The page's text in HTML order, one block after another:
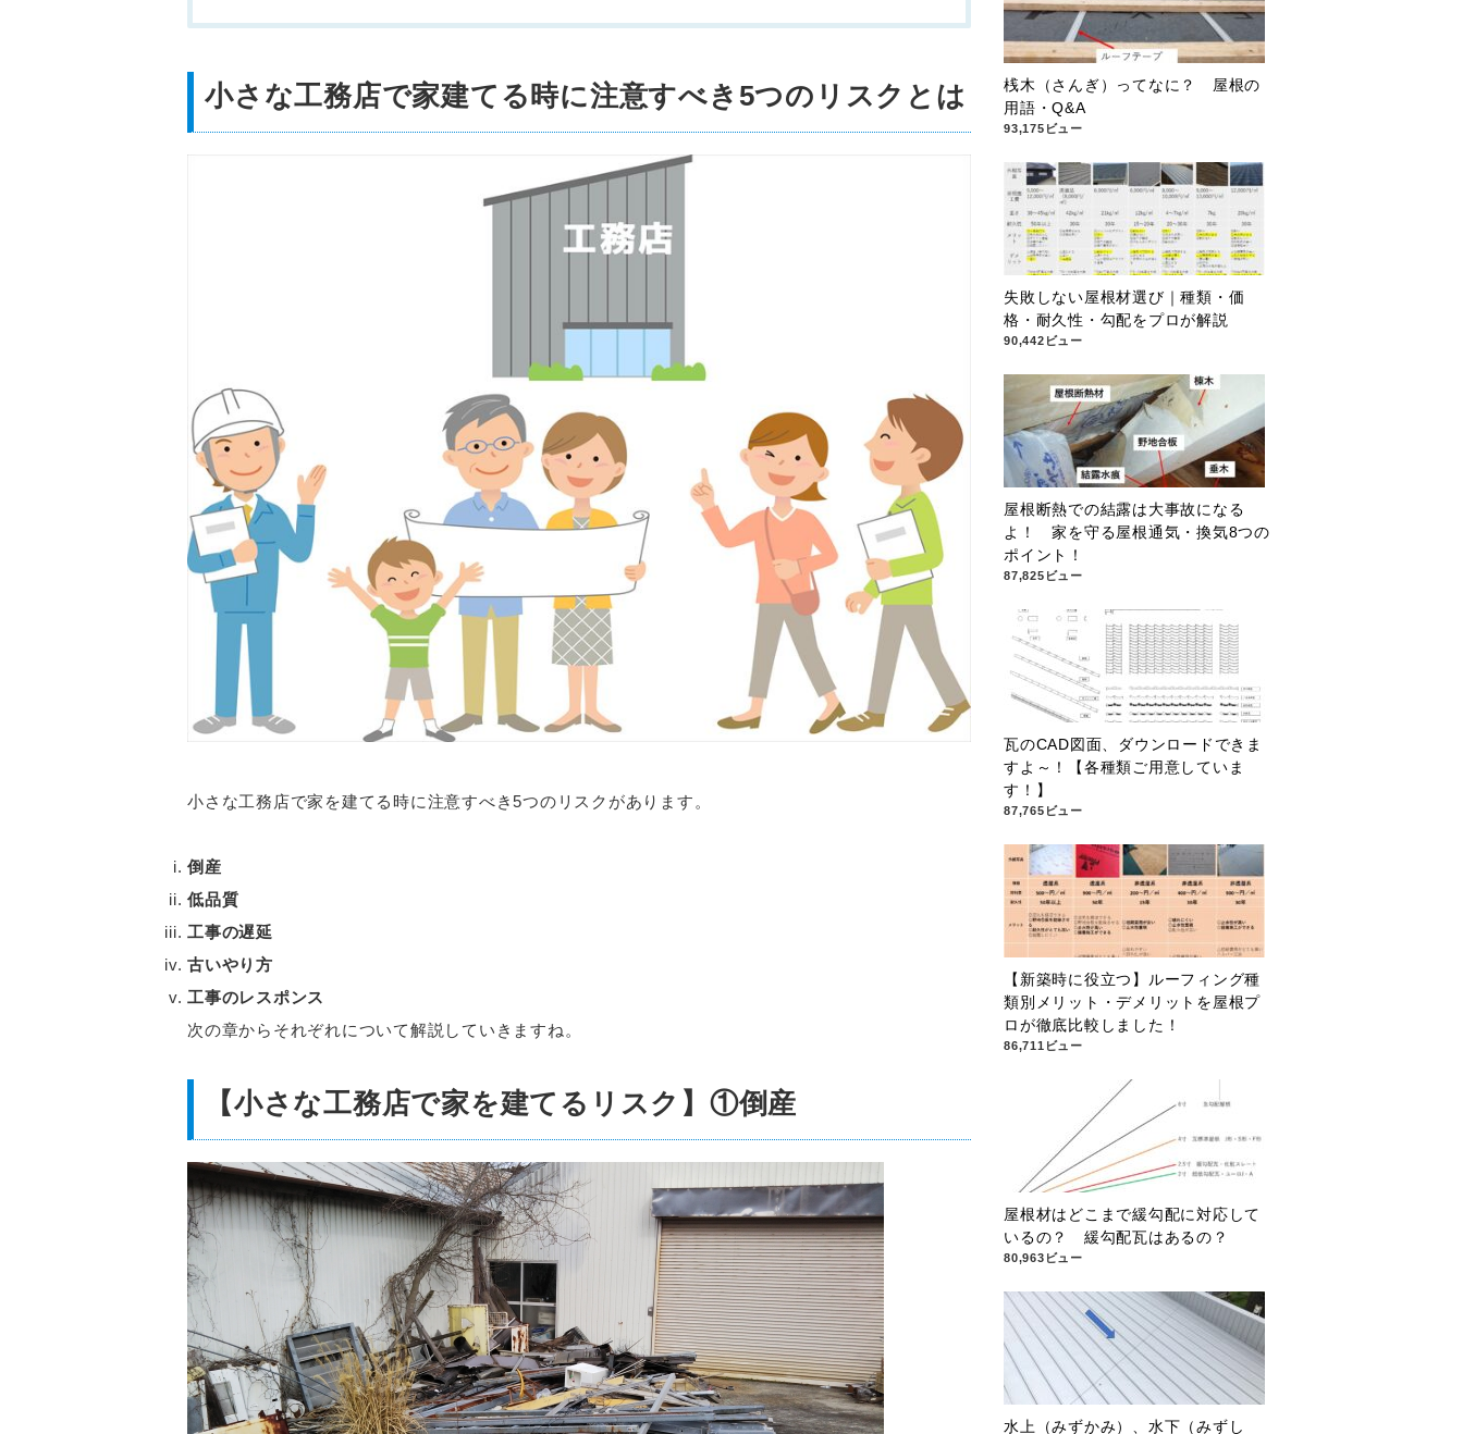
小さな工務店で家建てる時に注意すべき5つのリスクとは
小さな工務店で家を建てる時に注意すべき5つのリスクがあります。
倒産
低品質
工事の遅延
古いやり方
工事のレスポンス
次の章からそれぞれについて解説していきますね。
【小さな工務店で家を建てるリスク】①倒産
桟木（さんぎ）ってなに？ 屋根の
用語・Q&A
93,175ビュー
失敗しない屋根材選び｜種類・価
格・耐久性・勾配をプロが解説
90,442ビュー
屋根断熱での結露は大事故になる
よ！ 家を守る屋根通気・換気8つの
ポイント！
87,825ビュー
瓦のCAD図面、ダウンロードできま
すよ～！【各種類ご用意していま
す！】
87,765ビュー
【新築時に役立つ】ルーフィング種
類別メリット・デメリットを屋根プ
ロが徹底比較しました！
86,711ビュー
屋根材はどこまで緩勾配に対応して
いるの？ 緩勾配瓦はあるの？
80,963ビュー
水上（みずかみ）、水下（みずし